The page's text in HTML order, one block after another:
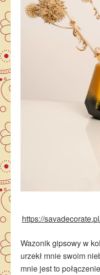
https://
Wazonik gipsowy w
urzekł mnie swoim
mnie jest to